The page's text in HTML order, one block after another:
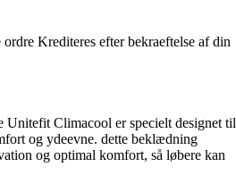
ordre Krediteres efter bekraeftelse af din
Unitefit Climacool er specielt designet til
og ydeevne. dette beklædning
og optimal komfort, så løbere kan